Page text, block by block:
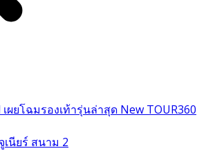
ผยโฉมรองเท้ารุ่นล่าสุด New TOUR360
นียร์ สนาม 2